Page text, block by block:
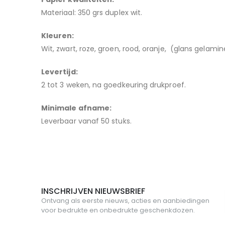
Materiaal: 350 grs duplex wit.
Kleuren:
Wit, zwart, roze, groen, rood, oranje, (glans
Levertijd:
2 tot 3 weken, na goedkeuring drukproef.
Minimale afname:
Leverbaar vanaf 50 stuks.
INSCHRIJVEN NIEUWSBRIEF
Ontvang als eerste nieuws, acties en aanbiedingen
voor bedrukte en onbedrukte geschenkdozen.